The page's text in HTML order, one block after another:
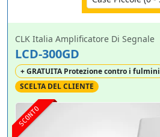
SCONTO
CLK Italia Amplificatore Di Segnale
LCD-300GD
+ GRATUITA Protezione contro i fulmini
SCELTA DEL CLIENTE